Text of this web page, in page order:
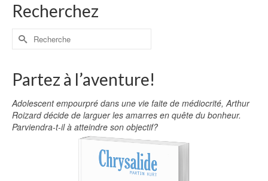
Recherchez
Partez à l’aventure!
Adolescent empourpré dans une vie faite de médiocrité, Arthur
Roizard décide de larguer les amarres en quête du bonheur.
Parviendra-t-il à atteindre son objectif?